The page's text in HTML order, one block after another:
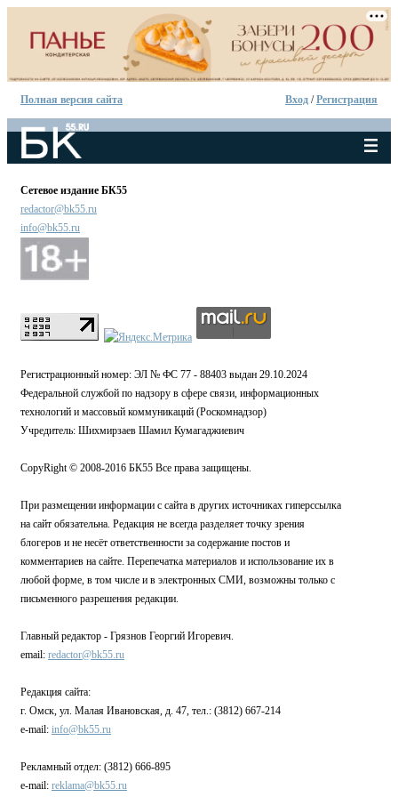
Полная версия сайта Вход /Регистрация
Сетевое издание БК55
redactor@bk55.ru
info@bk55.ru
Регистрационный номер: ЭЛ № ФС 77 - 88403 выдан 29.10.2024
Федеральной службой по надзору в сфере связи, информационных
технологий и массовый коммуникаций (Роскомнадзор)
Учредитель: Шихмирзаев Шамил Кумагаджиевич
CopyRight © 2008-2016 БК55 Все права защищены.
При размещении информации с сайта в других источниках гиперссылка
на сайт обязательна. Редакция не всегда разделяет точку зрения
блогеров и не несёт ответственности за содержание постов и
комментариев на сайте. Перепечатка материалов и использование их в
любой форме, в том числе и в электронных СМИ, возможны только с
письменного разрешения редакции.
Главный редактор - Грязнов Георгий Игоревич.
email: redactor@bk55.ru
Редакция сайта:
г. Омск, ул. Малая Ивановская, д. 47, тел.: (3812) 667-214
e-mail: info@bk55.ru
Рекламный отдел: (3812) 666-895
e-mail: reklama@bk55.ru